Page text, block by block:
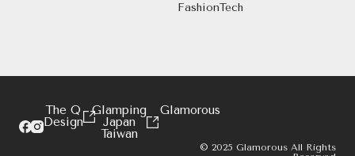
FashionTech
The Q
Design
Glamping
Japan
Taiwan
Glamorous
© 2025 Glamorous All Rights